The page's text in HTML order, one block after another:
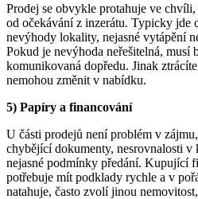
Prodej se obvykle protahuje ve
od očekávání z inzerátu. Typicky jde
nevýhody lokality, nejasné vytápění
Pokud je nevýhoda neřešitelná, musí
komunikovaná dopředu. Jinak
nemohou změnit v nabídku.
5) Papíry a financování
U části prodejů není problém v
chybějící dokumenty, nesrovnalosti v
nejasné podmínky předání. Kupující
potřebuje mít podklady rychle a v
natahuje, často zvolí jinou